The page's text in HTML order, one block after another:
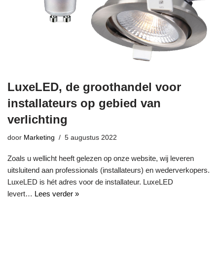
LuxeLED, de groothandel voor
installateurs op gebied van
verlichting
door Marketing 5 augustus 2022
Zoals u wellicht heeft gelezen op onze website, wij leveren
uitsluitend aan professionals (installateurs) en wederverkopers.
LuxeLED is hét adres voor de installateur. LuxeLED
levert… Lees verder »